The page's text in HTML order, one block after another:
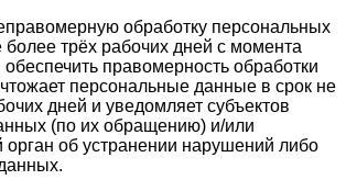
обработку персональных
более трёх рабочих дней с момента
правомерность обработки
персональные данные в срок не
дней и уведомляет субъектов
(по их обращению) и/или
об устранении нарушений либо